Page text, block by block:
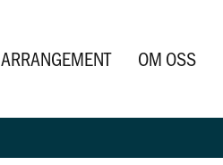
ARRANGEMENT OM OSS